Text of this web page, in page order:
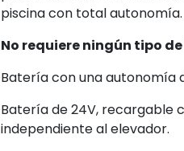
piscina con total autonomía.
No requiere ningún tipo
Batería con una autonomía
Batería de 24V, recargable
independiente al elevador.